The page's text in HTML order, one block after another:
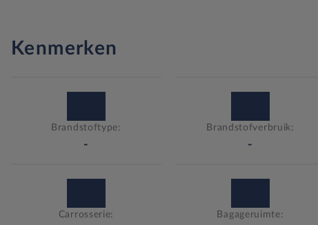
Kenmerken
Brandstoftype:
-
Brandstofverbruik:
-
Carrosserie: Bagageruimte: